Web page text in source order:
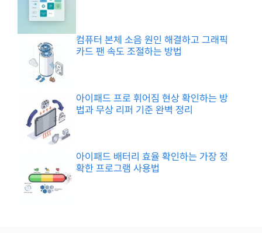
컴퓨터 본체 소음 원인 해결하고 그래픽
카드 팬 속도 조절하는 방법
아이패드 프로 휘어짐 현상 확인하는 방
법과 무상 리퍼 기준 완벽 정리
아이패드 배터리 효율 확인하는 가장 정
확한 프로그램 사용법